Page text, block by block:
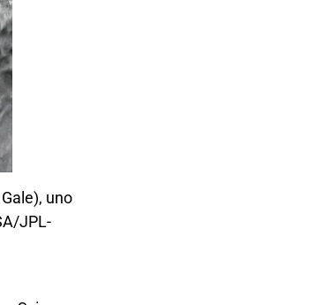
uno
JPL-